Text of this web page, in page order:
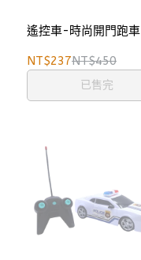
遙控車-時尚開門跑車
NT$237NT$450
已售完